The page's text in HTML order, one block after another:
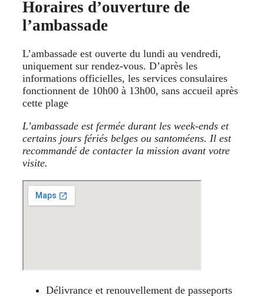
Horaires d’ouverture de
l’ambassade
L’ambassade est ouverte du lundi au vendredi,
uniquement sur rendez‑vous. D’après les
informations officielles, les services consulaires
fonctionnent de 10h00 à 13h00, sans accueil après
cette plage
L’ambassade est fermée durant les week‑ends et
certains jours fériés belges ou santoméens. Il est
recommandé de contacter la mission avant votre
visite.
Délivrance et renouvellement de passeports